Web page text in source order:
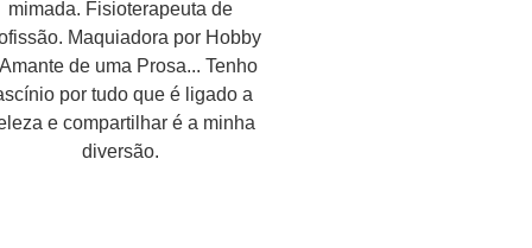
mimada. Fisioterapeuta de
Maquiadora por Hobby
de uma Prosa... Tenho
por tudo que é ligado a
e compartilhar é a minha
diversão.